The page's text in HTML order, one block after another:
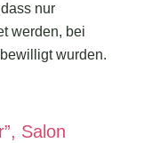
nur
werden, bei
wurden.
Salon